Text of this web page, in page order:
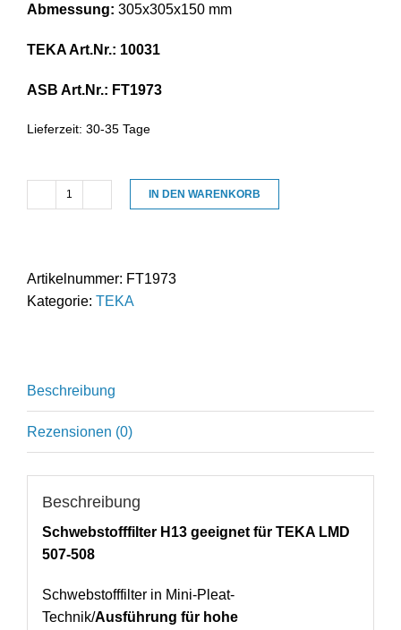
Abmessung: 305x305x150 mm
TEKA Art.Nr.: 10031
ASB Art.Nr.: FT1973
Lieferzeit: 30-35 Tage
TEKA
Menge
IN DEN WARENKORB
Artikelnummer: FT1973
Kategorie: TEKA
Beschreibung
Rezensionen (0)
Beschreibung
Schwebstofffilter H13 geeignet für TEKA LMD
507-508
Schwebstofffilter in Mini-Pleat-
Technik/Ausführung für hohe